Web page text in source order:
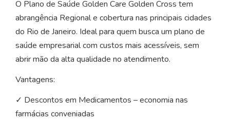
O Plano de Saúde Golden Care Golden Cross tem
abrangência Regional e cobertura nas principais cidades
do Rio de Janeiro. Ideal para quem busca um plano de
saúde empresarial com custos mais acessíveis, sem
abrir mão da alta qualidade no atendimento.
Vantagens:
✓ Descontos em Medicamentos – economia nas
farmácias conveniadas